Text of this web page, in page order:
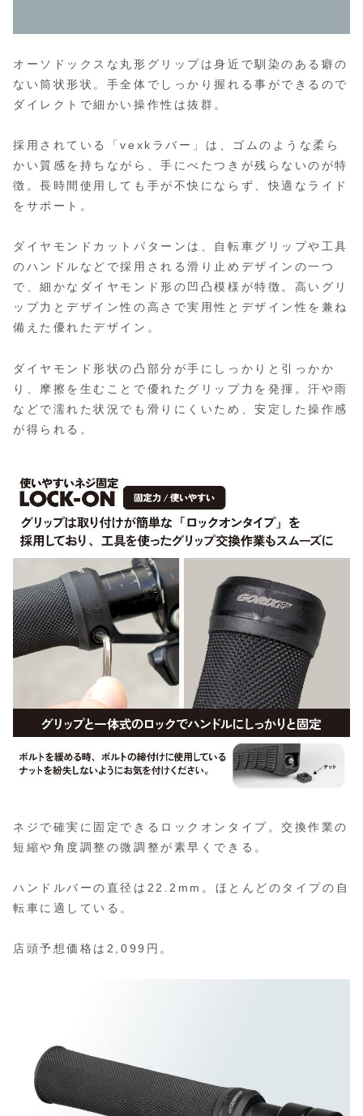
オーソドックスな丸形グリップは身近で馴染のある癖の
ない筒状形状。手全体でしっかり握れる事ができるので
ダイレクトで細かい操作性は抜群。
採用されている「vexkラバー」は、ゴムのような柔ら
かい質感を持ちながら、手にべたつきが残らないのが特
徴。長時間使用しても手が不快にならず、快適なライド
をサポート。
ダイヤモンドカットパターンは、自転車グリップや工具
のハンドルなどで採用される滑り止めデザインの一つ
で、細かなダイヤモンド形の凹凸模様が特徴。高いグリ
ップ力とデザイン性の高さで実用性とデザイン性を兼ね
備えた優れたデザイン。
ダイヤモンド形状の凸部分が手にしっかりと引っかか
り、摩擦を生むことで優れたグリップ力を発揮。汗や雨
などで濡れた状況でも滑りにくいため、安定した操作感
が得られる。
ネジで確実に固定できるロックオンタイプ。交換作業の
短縮や角度調整の微調整が素早くできる。
ハンドルバーの直径は22.2mm。ほとんどのタイプの自
転車に適している。
店頭予想価格は2,099円。